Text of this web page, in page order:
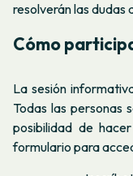
resolverán las dudas
Cómo
La sesión
Todas las personas
posibilidad de
formulario para